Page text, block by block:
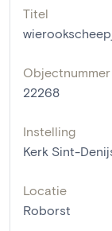
Titel
Objectnummer
22268
Instelling
Kerk Sint-
Locatie
Roborst